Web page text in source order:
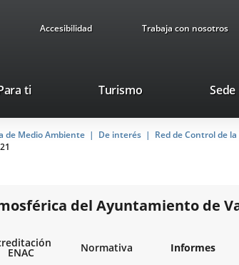
Accesibilidad Trabaja con nosotros
ti TurismoThis
will
open
up
window.
de Medio Ambiente De interés
Red de Control de
del Ayuntamiento de
ENAC Normativa Informes